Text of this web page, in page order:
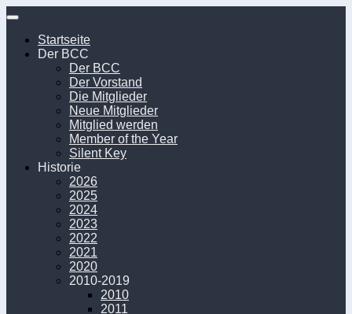
Unter
Inhalt
Startseite
Der BCC
Der BCC
Der Vorstand
Die Mitglieder
Neue Mitglieder
Mitglied werden
Member of the Year
Silent Key
Historie
2026
2025
2024
2023
2022
2021
2020
2010-2019
2010
2011